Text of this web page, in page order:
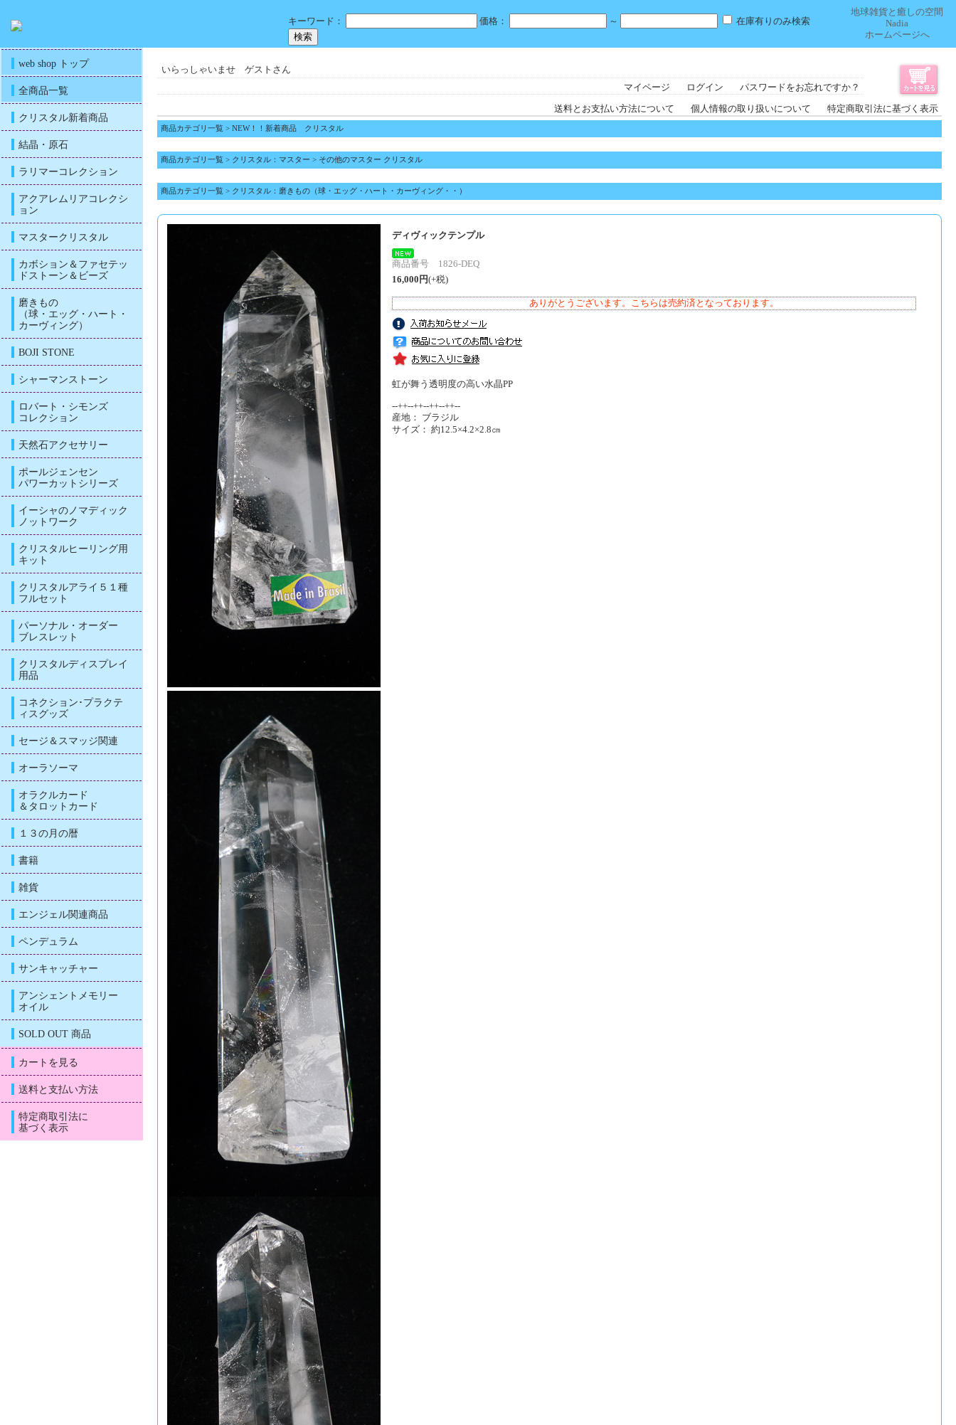
キーワード： 価格： ～ 在庫有りのみ検索
地球雑貨と癒しの空間
Nadia
ホームページへ
web shop トップ
全商品一覧
クリスタル新着商品
結晶・原石
ラリマーコレクション
アクアレムリアコレクシ
ョン
マスタークリスタル
カボション＆ファセテッ
ドストーン＆ビーズ
磨きもの
（球・エッグ・ハート・
カーヴィング）
BOJI STONE
シャーマンストーン
ロバート・シモンズ
コレクション
天然石アクセサリー
ポールジェンセン
パワーカットシリーズ
イーシャのノマディック
ノットワーク
クリスタルヒーリング用
キット
クリスタルアライ５１種
フルセット
パーソナル・オーダー
ブレスレット
クリスタルディスプレイ
用品
コネクション･プラクテ
ィスグッズ
セージ＆スマッジ関連
オーラソーマ
オラクルカード
＆タロットカード
１３の月の暦
書籍
雑貨
エンジェル関連商品
ペンデュラム
サンキャッチャー
アンシェントメモリー
オイル
SOLD OUT 商品
カートを見る
送料と支払い方法
特定商取引法に
基づく表示
いらっしゃいませ ゲストさん
マイページ
ログイン パスワードをお忘れですか？
送料とお支払い方法について 個人情報の取り扱いについて 特定商取引法に基づく表示
商品カテゴリ一覧 > NEW！！新着商品 クリスタル
商品カテゴリ一覧 > クリスタル：マスター > その他のマスター クリスタル
商品カテゴリ一覧 > クリスタル：磨きもの（球・エッグ・ハート・カーヴィング・・）
ディヴィックテンプル
商品番号 1826-DEQ
16,000円(+税)
ありがとうございます。こちらは売約済となっております。
虹が舞う透明度の高い水晶PP
--++--++--++--++--
産地： ブラジル
サイズ： 約12.5×4.2×2.8㎝